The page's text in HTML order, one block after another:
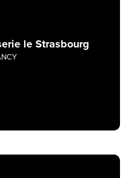
le Strasbourg